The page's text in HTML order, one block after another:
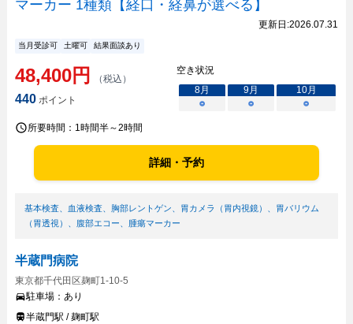
マーカー 1種類【経口・経鼻が選べる】
更新日:2026.07.31
当月受診可 土曜可 結果面談あり
48,400円 （税込）
440ポイント
空き状況
8月 9月 10月
○
○ ○
所要時間： 1時間半～2時間
詳細・予約
基本検査、 血液検査、 胸部レントゲン 胃カメラ（胃内視鏡）
胃バリウム
（胃透視）
腹部エコー 腫瘍マーカー
半蔵門病院
東京都千代田区麹町1-10-5
駐車場： あり
半蔵門駅 / 麹町駅